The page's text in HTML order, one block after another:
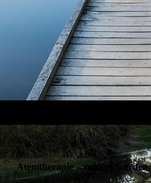
Atemtherapie – ruhiger